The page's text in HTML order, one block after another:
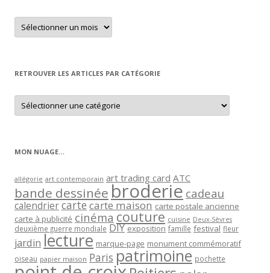
Retrouver
un
article
RETROUVER LES ARTICLES PAR CATÉGORIE
Retrouver
les
articles
MON NUAGE…
allégorie art contemporain art trading card ATC
bande dessinée broderie cadeau
calendriercartecarte maison carte postale ancienne
carte à publicité cinéma couture cuisine Deux-Sèvres
deuxième guerre mondiale DIY exposition famille festival fleur
jardin lecture marque-page monument commémoratif
oiseau papier maison Paris patrimoine pochette